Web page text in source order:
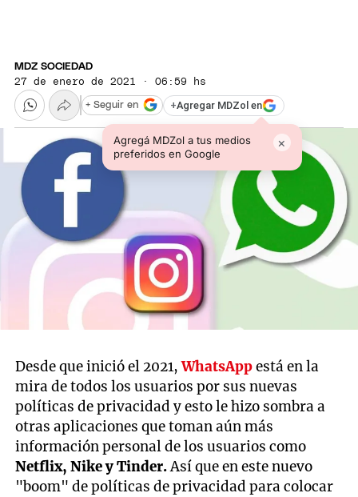
MDZ SOCIEDAD
27 de enero de 2021 · 06:59 hs
+Agregar MDZol en
Agregá MDZol a tus medios
preferidos en Google
×
+ Seguir en
Desde que inició el 2021,WhatsAppestá en la
mira de todos los usuarios por sus nuevas
políticas de privacidad y esto le hizo sombra a
otras aplicaciones que toman aún más
información personal de los usuarios como
Netflix, Nike y Tinder.Así que en este nuevo
"boom" de políticas de privacidad para colocar